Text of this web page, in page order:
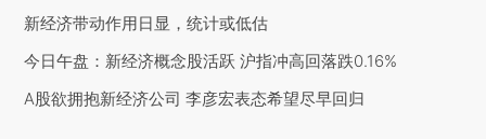
新经济带动作用日显，统计或低估
今日午盘：新经济概念股活跃 沪指冲高回落跌0.16%
A股欲拥抱新经济公司 李彦宏表态希望尽早回归